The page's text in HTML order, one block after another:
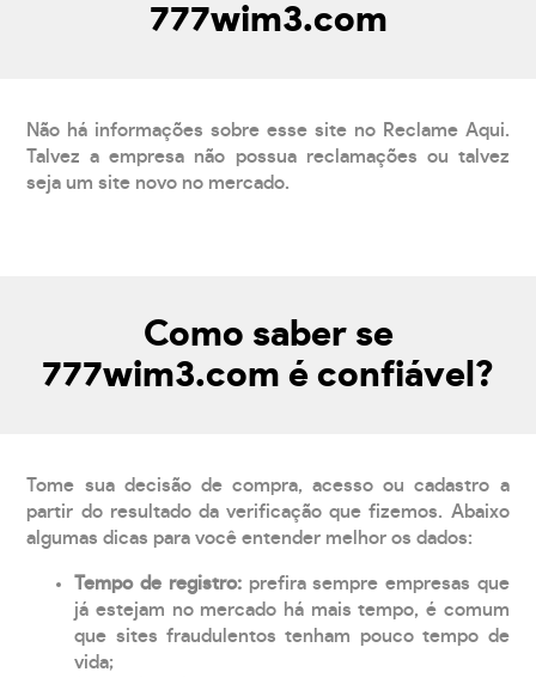
777wim3.com
Não há informações sobre esse site no Reclame Aqui.
Talvez a empresa não possua reclamações ou talvez
seja um site novo no mercado.
Como saber se
777wim3.com é confiável?
Tome sua decisão de compra, acesso ou cadastro a
partir do resultado da verificação que fizemos. Abaixo
algumas dicas para você entender melhor os dados:
Tempo de registro: prefira sempre empresas que
já estejam no mercado há mais tempo, é comum
que sites fraudulentos tenham pouco tempo de
vida;